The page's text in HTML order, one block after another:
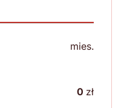
mies.
0 zł